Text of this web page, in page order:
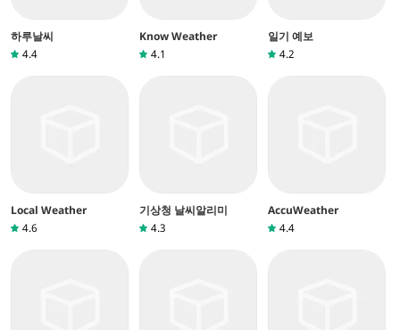
하루날씨
4.4
Know Weather
4.1
일기 예보
4.2
Local Weather
4.6
기상청 날씨알리미
4.3
AccuWeather
4.4